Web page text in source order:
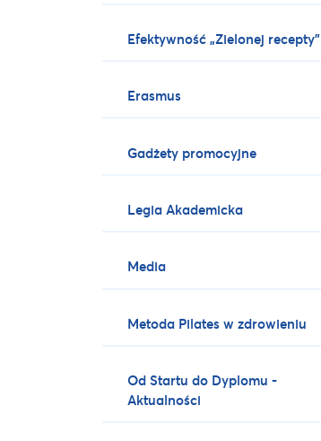
Efektywność „Zielonej recepty”
Erasmus
Gadżety promocyjne
Legia Akademicka
Media
Metoda Pilates w zdrowieniu
Od Startu do Dyplomu -
Aktualności